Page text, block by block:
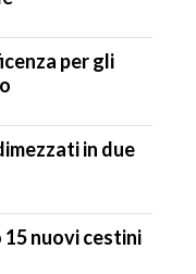
per gli
in due
15 nuovi cestini